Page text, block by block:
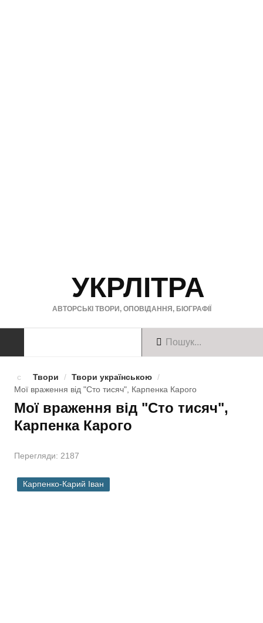
УКРЛІТРА
АВТОРСЬКІ ТВОРИ, ОПОВІДАННЯ, БІОГРАФІЇ
Твори англійською
Твори / Твори українською /
Мої враження від "Сто тисяч", Карпенка Карого
Мої враження від "Сто тисяч",
Карпенка Карого
Перегляди: 2187
Карпенко-Карий Іван